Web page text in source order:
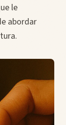
le
abordar